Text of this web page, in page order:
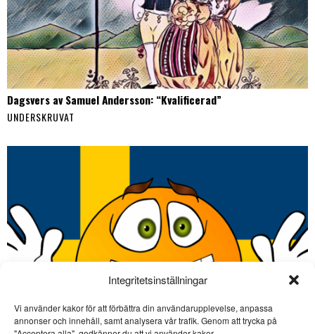
Integritetsinställningar
Vi använder kakor för att förbättra din användarupplevelse, anpassa
annonser och innehåll, samt analysera vår trafik. Genom att trycka på
Dagsvers av Samuel Andersson: “Kvalificerad”
UNDERSKRUVAT
SE ÄVEN